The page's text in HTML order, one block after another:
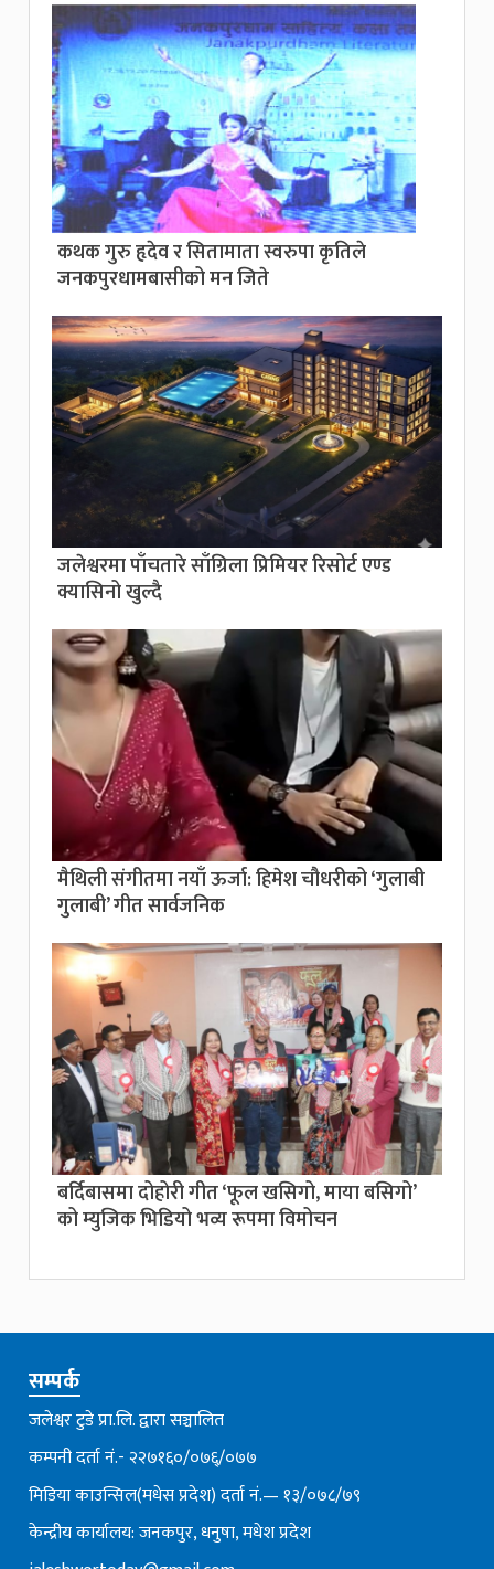
कथक गुरु हृदेव र सितामाता स्वरुपा कृतिले
जनकपुरधामबासीको मन जिते
जलेश्वरमा पाँचतारे साँग्रिला प्रिमियर रिसोर्ट एण्ड
क्यासिनो खुल्दै
मैथिली संगीतमा नयाँ ऊर्जा: हिमेश चौधरीको ‘गुलाबी
गुलाबी’ गीत सार्वजनिक
बर्दिबासमा दोहोरी गीत ‘फूल खसिगो, माया बसिगो’
को म्युजिक भिडियो भव्य रूपमा विमोचन
सम्पर्क
जलेश्वर टुडे प्रा.लि. द्वारा सञ्चालित
कम्पनी दर्ता नं.- २२७१६०/०७६्/०७७
मिडिया काउन्सिल(मधेस प्रदेश) दर्ता नं.— १३/०७८/७९
केन्द्रीय कार्यालय: जनकपुर, धनुषा, मधेश प्रदेश